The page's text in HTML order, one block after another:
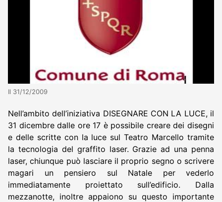
Il 31/12/2009
Nell’ambito dell’iniziativa DISEGNARE CON LA LUCE, il
31 dicembre dalle ore 17 è possibile creare dei disegni
e delle scritte con la luce sul Teatro Marcello tramite
la tecnologia del graffito laser. Grazie ad una penna
laser, chiunque può lasciare il proprio segno o scrivere
magari un pensiero sul Natale per vederlo
immediatamente proiettato sull’edificio. Dalla
mezzanotte, inoltre appaiono su questo importante